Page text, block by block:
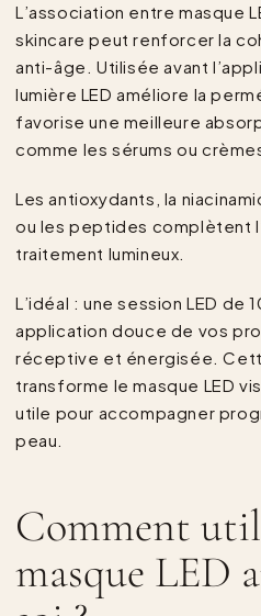
L’association entre masque
skincare peut renforcer la
anti-âge. Utilisée avant
lumière LED améliore la
favorise une meilleure
comme les sérums ou
Les antioxydants, la
ou les peptides complètent
traitement lumineux.
L’idéal : une session LED de
application douce de vos
réceptive et énergisée.
transforme le masque LED
utile pour accompagner
peau.
Comment
masque LED